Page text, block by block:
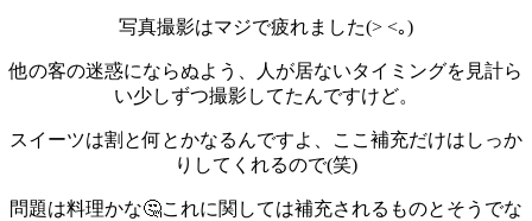
写真撮影はマジで疲れました(> <｡)
他の客の迷惑にならぬよう、人が居ないタイミングを見計ら
い少しずつ撮影してたんですけど。
スイーツは割と何とかなるんですよ、ここ補充だけはしっか
りしてくれるので(笑)
問題は料理かな🤔これに関しては補充されるものとそうでな